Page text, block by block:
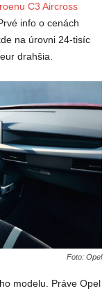
C3 Aircross
info o cenách
na úrovni 24-tisíc
drahšia.
Foto: Opel
modelu. Práve Opel